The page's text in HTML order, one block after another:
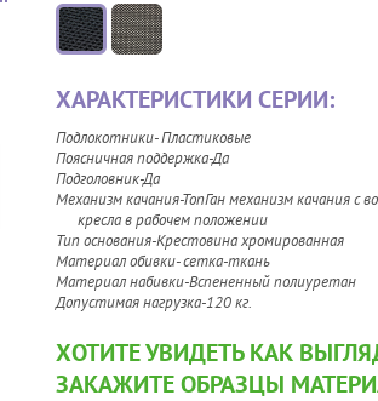
ХАРАКТЕРИСТИКИ СЕРИИ:
Подлокотники- Пластиковые
Поясничная поддержка-Да
Подголовник-Да
Механизм качания-ТопГан механизм качания с
кресла в рабочем положении
Тип основания-Крестовина хромированная
Материал обивки- сетка-ткань
Материал набивки-Вспененный полиуретан
Допустимая нагрузка-120 кг.
ХОТИТЕ УВИДЕТЬ КАК
ЗАКАЖИТЕ ОБРАЗЦЫ